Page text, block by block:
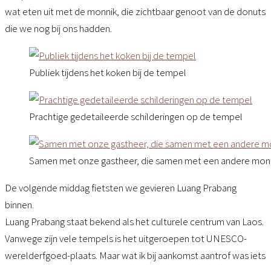
wat eten uit met de monnik, die zichtbaar genoot van de donuts
die we nog bij ons hadden.
Publiek tijdens het koken bij de tempel
Prachtige gedetaileerde schilderingen op de tempel
Samen met onze gastheer, die samen met een andere
De volgende middag fietsten we gevieren Luang Prabang
binnen.
Luang Prabang staat bekend als het culturele centrum van Laos.
Vanwege zijn vele tempels is het uitgeroepen tot UNESCO-
werelderfgoed-plaats. Maar wat ik bij aankomst aantrof was iets